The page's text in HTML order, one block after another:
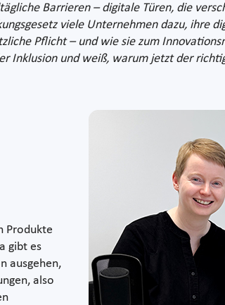
Barrieren – digitale Türen, die
viele Unternehmen dazu, ihre
Pflicht – und wie sie zum
Inklusion und weiß, warum jetzt der
Produkte
gibt es
ausgehen,
also